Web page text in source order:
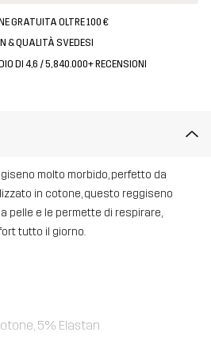
GRATUITA OLTRE 100 €
& QUALITÀ SVEDESI
DI 4,6 / 5, 840.000+ RECENSIONI
molto morbido, perfetto da
in cotone, questo reggiseno
pelle e le permette di respirare,
tutto il giorno.
5% Elastan